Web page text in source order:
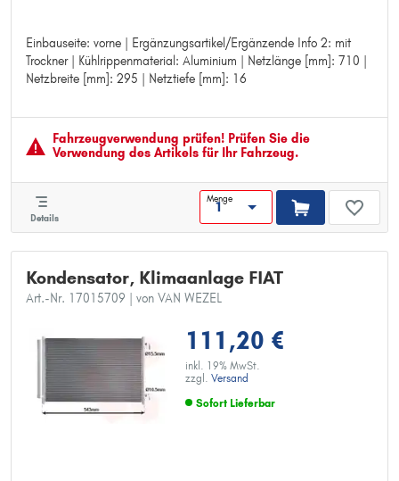
Einbauseite: vorne | Ergänzungsartikel/Ergänzende Info 2: mit
Trockner | Kühlrippenmaterial: Aluminium | Netzlänge [mm]: 710 |
Netzbreite [mm]: 295 | Netztiefe [mm]: 16
Einbauseite: vorne
Ergänzungsartikel/Ergänzende Info 2: mit Trockner
Kühlrippenmaterial: Aluminium
Netzbreite [mm]: 295
Netztiefe [mm]: 16
Fahrzeugver­wendung prüfen! Prüfen Sie die
Verwendung des Artikels für Ihr Fahrzeug.
Details
Menge
Kondensator, Klimaanlage FIAT
Art.-Nr. 17015709 | von VAN WEZEL
111,20 €
inkl. 19% MwSt.
zzgl. Versand
Sofort Lieferbar